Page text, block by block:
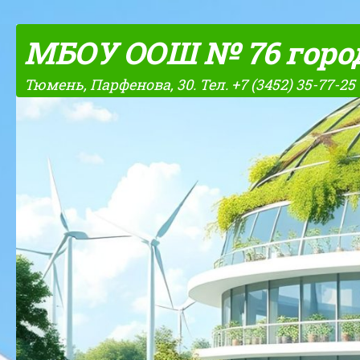
Skip to content
МБОУ ООШ № 76
Тюмень, Парфенова, 30. Тел. +7 (3452) 35-77-25